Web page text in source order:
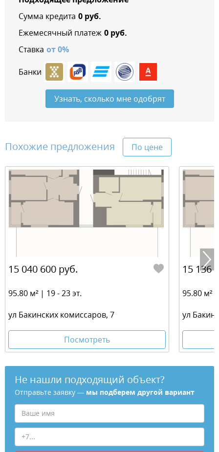
Сумма кредита 0руб.
Ежемесячный платеж 0руб.
Ставка от0%
Банки
Узнать, сколько мне одобрят
Похожие предложения По цене
15 040 600 руб.
95.80 м² | 19 - 23 эт.
ул Бакинских комиссаров, 7
Посмотреть
15 136
95.80 м²
ул
Не нашли подходящий объект?
Отправьте заявку — мы подберем другой вариант